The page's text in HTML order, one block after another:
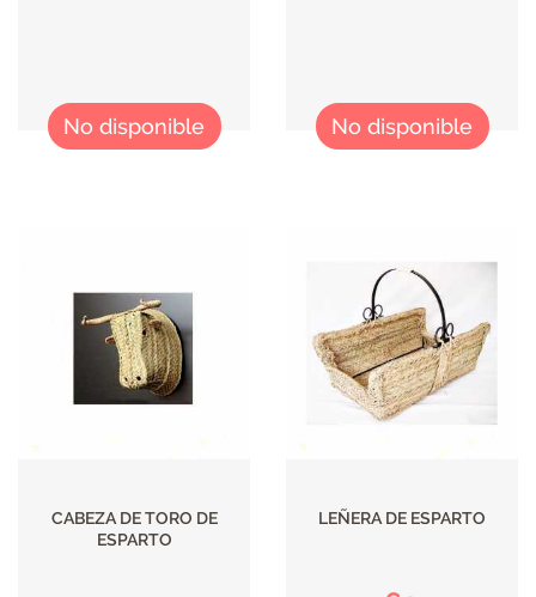
No disponible No disponible
CABEZA DE TORO DE
ESPARTO
LEÑERA DE ESPARTO